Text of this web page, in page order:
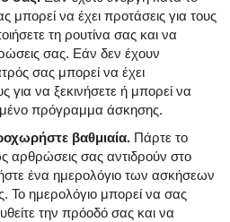
μπορεί να έχει προτάσεις για τους
τη ρουτίνα σας και να
σας. Εάν δεν έχουν
σας μπορεί να έχει
για να ξεκινήσετε ή μπορεί να
πρόγραμμα άσκησης.
βαθμιαία. Πάρτε το
αρθρώσεις σας αντιδρούν στο
ένα ημερολόγιο των ασκήσεων
Το ημερολόγιο μπορεί να σας
την πρόοδό σας και να